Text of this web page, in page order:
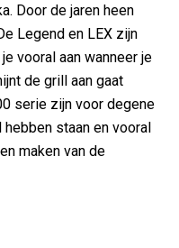
Door de jaren heen
Legend en LEX zijn
vooral aan wanneer je
de grill aan gaat
serie zijn voor degene
staan en vooral
maken van de